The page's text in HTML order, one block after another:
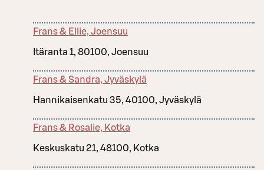
Frans & Ellie, Joensuu
Itäranta 1, 80100, Joensuu
Frans & Sandra, Jyväskylä
Hannikaisenkatu 35, 40100, Jyväskylä
Frans & Rosalie, Kotka
Keskuskatu 21, 48100, Kotka